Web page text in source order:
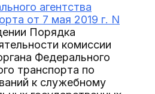
агентства
от 7 мая 2019 г. N
Порядка
комиссии
Федерального
транспорта по
к служебному